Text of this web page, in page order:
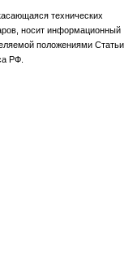
технических
носит информационный
положениями Статьи
РФ.